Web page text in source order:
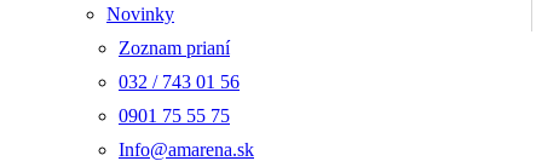
Novinky
Zoznam prianí
032 / 743 01 56
0901 75 55 75
Info@amarena.sk